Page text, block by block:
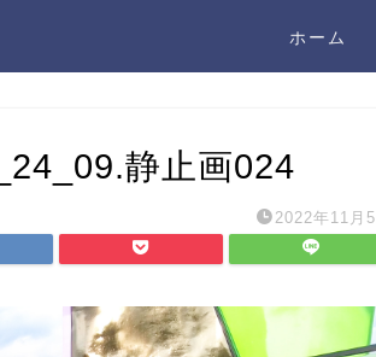
ホーム
静止画024
2022年11月5